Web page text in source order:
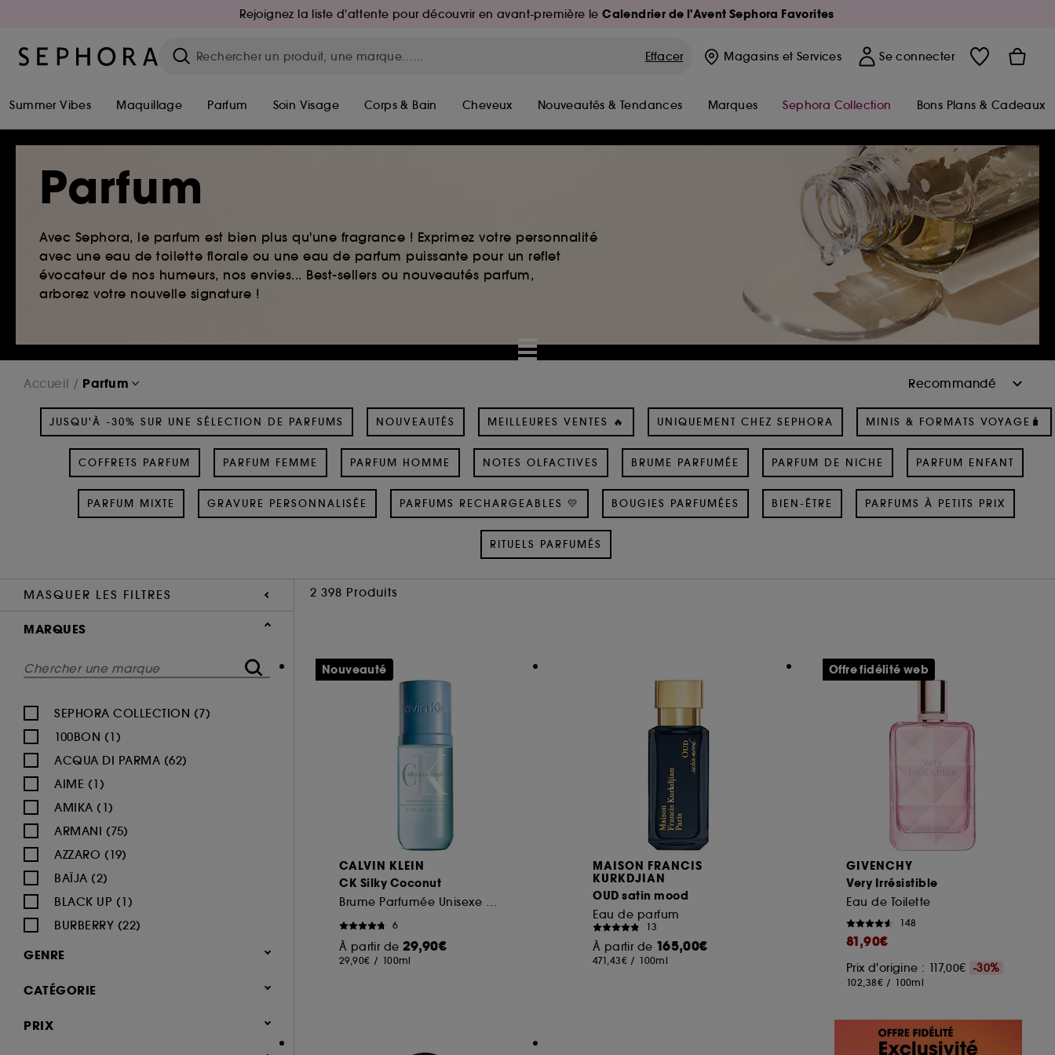
Rejoignez la liste d'attente pour découvrir en avant-première leCalendrier de l'Avent Sephora Favorites
Effacer Magasins et Services Se connecter
Summer Vibes Maquillage Parfum Soin Visage Corps & Bain Cheveux Nouveautés & Tendances Marques Sephora Collection Bons Plans & Cadeaux
Parfum
Avec Sephora, le parfum est bien plus qu'une fragrance ! Exprimez votre personnalité
avec une eau de toilette florale ou une eau de parfum puissante pour un reflet
évocateur de nos humeurs, nos envies... Best-sellers ou nouveautés parfum,
arborez votre nouvelle signature !
Accueil Parfum
JUSQU'À -30% SUR UNE SÉLECTION DE PARFUMS NOUVEAUTÉS MEILLEURES VENTES 🔥 UNIQUEMENT CHEZ SEPHORA MINIS & FORMATS VOYAGE🧳
COFFRETS PARFUM PARFUM FEMME PARFUM HOMME NOTES OLFACTIVES BRUME PARFUMÉE PARFUM DE NICHE PARFUM ENFANT
PARFUM MIXTE GRAVURE PERSONNALISÉE PARFUMS RECHARGEABLES 💛 BOUGIES PARFUMÉES BIEN-ÊTRE PARFUMS À PETITS PRIX
RITUELS PARFUMÉS
MASQUER LES FILTRES 2 398 Produits
MARQUES
SEPHORA COLLECTION (7)
100BON (1)
ACQUA DI PARMA (62)
AIME (1)
AMIKA (1)
ARMANI (75)
AZZARO (19)
BAÏJA (2)
BLACK UP (1)
BURBERRY (22)
BVLGARI (12)
CACHAREL (24)
GENRE
Femme (1370)
Mixte (493)
CATÉGORIE
Parfum
PRIX
CALVIN KLEIN
CK Silky Coconut
6
À partir de 29,90€
29,90€ / 100ml
Nouveauté
MAISON FRANCIS
KURKDJIAN
OUD satin mood
Eau de parfum
13
À partir de 165,00€
471,43€ / 100ml
GIVENCHY
Very Irrésistible
Eau de Toilette
148
81,90€
Prix d'origine : 117,00€ -30%
102,38€ / 100ml
Offre fidélité web